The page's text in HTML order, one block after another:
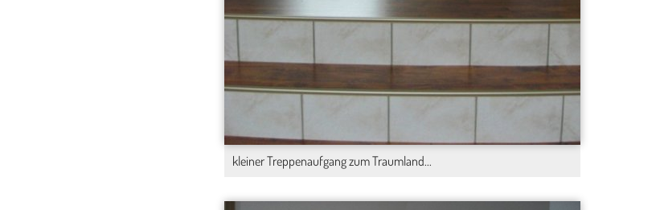
kleiner Treppenaufgang zum Traumland...